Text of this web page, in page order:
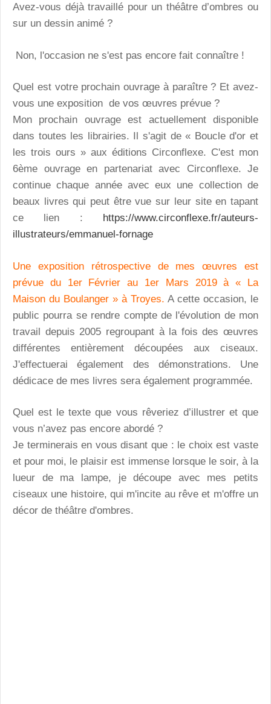
Avez-vous déjà travaillé pour un théâtre d’ombres ou
sur un dessin animé ?
Non, l'occasion ne s'est pas encore fait connaître !
Quel est votre prochain ouvrage à paraître ? Et avez-
vous une exposition de vos œuvres prévue ?
Mon prochain ouvrage est actuellement disponible
dans toutes les librairies. Il s'agit de « Boucle d'or et
les trois ours » aux éditions Circonflexe. C'est mon
6ème ouvrage en partenariat avec Circonflexe. Je
continue chaque année avec eux une collection de
beaux livres qui peut être vue sur leur site en tapant
ce lien :
https://www.circonflexe.fr/auteurs-
illustrateurs/emmanuel-fornage
Une exposition rétrospective de mes œuvres est
prévue du 1er Février au 1er Mars 2019 à « La
Maison du Boulanger » à Troyes. A cette occasion, le
public pourra se rendre compte de l'évolution de mon
travail depuis 2005 regroupant à la fois des œuvres
différentes entièrement découpées aux ciseaux.
J'effectuerai également des démonstrations. Une
dédicace de mes livres sera également programmée.
Quel est le texte que vous rêveriez d’illustrer et que
vous n’avez pas encore abordé ?
Je terminerais en vous disant que : le choix est vaste
et pour moi, le plaisir est immense lorsque le soir, à la
lueur de ma lampe, je découpe avec mes petits
ciseaux une histoire, qui m'incite au rêve et m'offre un
décor de théâtre d'ombres.